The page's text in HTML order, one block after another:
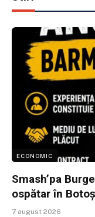
ECONOMIC
Smash’pa
ospătar în
7 august 2026